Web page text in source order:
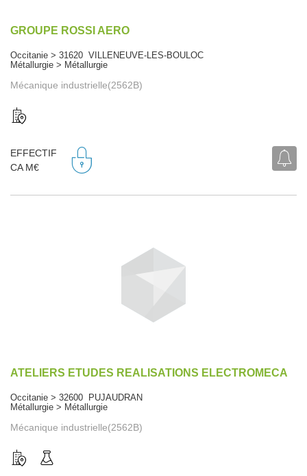
GROUPE ROSSI AERO
Occitanie > 31620 VILLENEUVE-LES-BOULOC
Métallurgie > Métallurgie
Mécanique industrielle(2562B)
EFFECTIF
CA M€
ATELIERS ETUDES REALISATIONS ELECTROMECA
Occitanie > 32600 PUJAUDRAN
Métallurgie > Métallurgie
Mécanique industrielle(2562B)